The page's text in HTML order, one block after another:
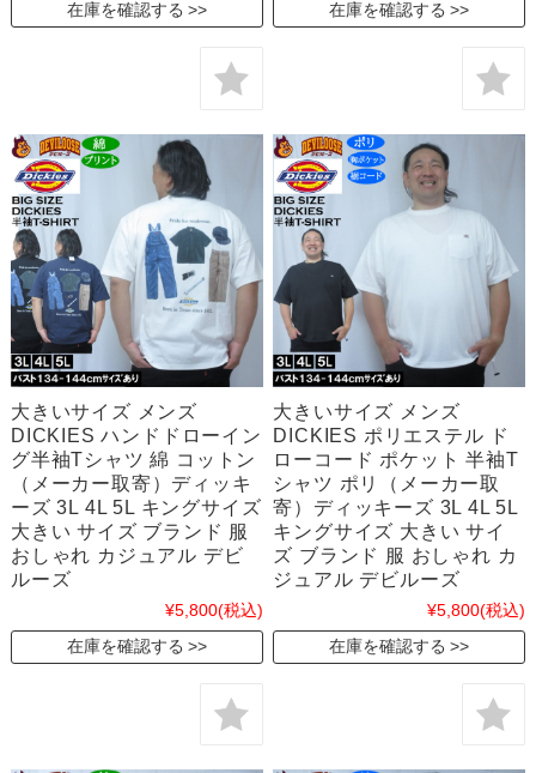
在庫を確認する 在庫を確認する
大きいサイズ メンズ
DICKIES ハンドドローイン
グ半袖Tシャツ 綿 コットン
（メーカー取寄）ディッキ
ーズ 3L 4L 5L キングサイズ
大きい サイズ ブランド 服
おしゃれ カジュアル デビ
ルーズ
¥5,800(税込)
在庫を確認する
大きいサイズ メンズ
DICKIES ポリエステル ド
ローコード ポケット 半袖T
シャツ ポリ（メーカー取
寄）ディッキーズ 3L 4L 5L
キングサイズ 大きい サイ
ズ ブランド 服 おしゃれ カ
ジュアル デビルーズ
¥5,800(税込)
在庫を確認する